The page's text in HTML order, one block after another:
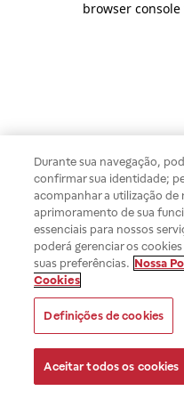
browser
Durante sua navegação,
confirmar sua identidade;
acompanhar a utilização de
aprimoramento de sua
essenciais para nossos
poderá gerenciar os
suas preferências. Nossa
Cookies
Definições de cookies
Aceitar todos os cookies